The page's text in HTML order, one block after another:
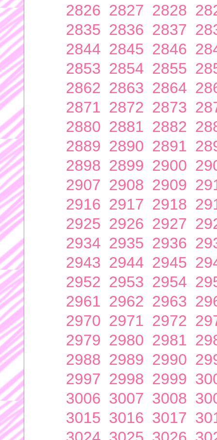
2826 2827 2828
2835 2836 2837
2844 2845 2846
2853 2854 2855
2862 2863 2864
2871 2872 2873
2880 2881 2882
2889 2890 2891
2898 2899 2900
2907 2908 2909
2916 2917 2918
2925 2926 2927
2934 2935 2936
2943 2944 2945
2952 2953 2954
2961 2962 2963
2970 2971 2972
2979 2980 2981
2988 2989 2990
2997 2998 2999
3006 3007 3008
3015 3016 3017